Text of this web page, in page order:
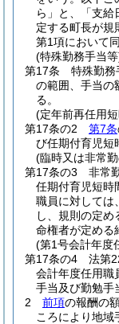
ら」と、「支給
定する町長が規
第1項において
(特殊勤務手当
第17条
特殊勤務
の範囲、手当の
る。
(定年前再任用
第17条の2
第7条
び任期付育児短
(臨時又は非常
第17条の3
非常
任期付育児短時
職員に対しては
し、規則の定
命権者が定める
(第1号会計年度
第17条の4
法第
会計年度任用職
手当及び勤勉手
2
前項の報酬の
ころにより地